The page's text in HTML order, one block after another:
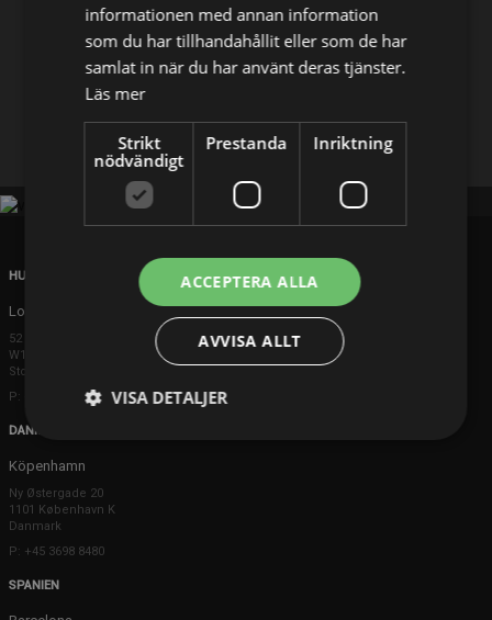
Facebook X E-postadress
HUVUDKONTOR
London
52 Brook Street
W1K 5DS London
Storbritannien
P: +44 203 608 8181
DANMARK
Köpenhamn
Ny Østergade 20
1101 København K
Danmark
P: +45 3698 8480
SPANIEN
informationen med annan information
som du har tillhandahållit eller som de har
samlat in när du har använt deras tjänster.
Läs mer
Strikt
nödvändigt
Prestanda Inriktning
ACCEPTERA ALLA
AVVISA ALLT
VISA DETALJER